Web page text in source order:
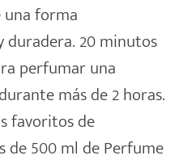
forma
duradera. 20 minutos
perfumar una
más de 2 horas.
favoritos de
de 500 ml de Perfume